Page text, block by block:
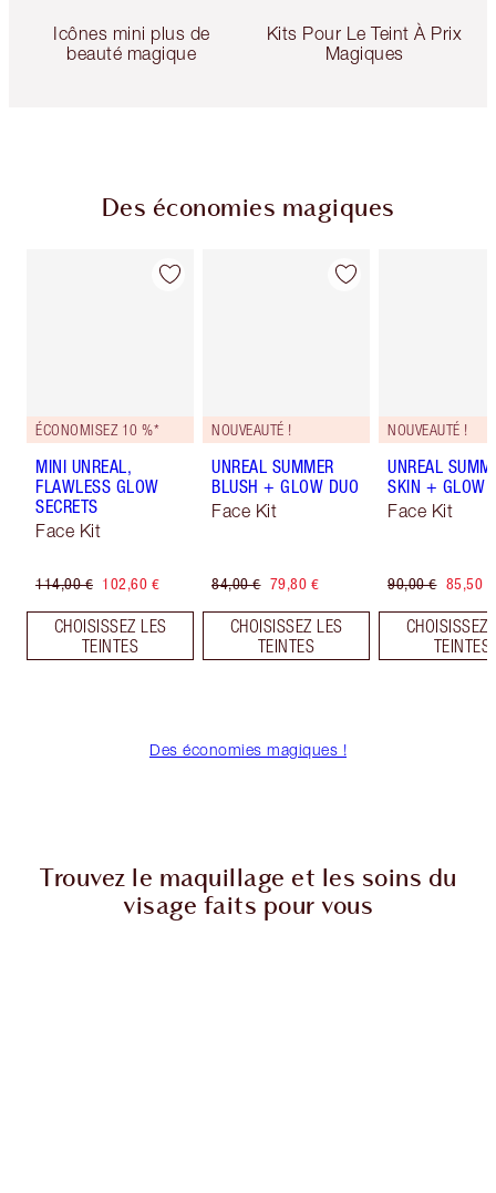
Icônes mini plus de
beauté magique
Kits Pour Le Teint À Prix
Magiques
Des économies magiques
ÉCONOMISEZ 10 %*
MINI UNREAL,
FLAWLESS GLOW
SECRETS
Face Kit
114,00 € 102,60 €
CHOISISSEZ LES
TEINTES
NOUVEAUTÉ !
UNREAL SUMMER
BLUSH + GLOW DUO
Face Kit
84,00 € 79,80 €
CHOISISSEZ LES
TEINTES
NOUVEAUTÉ !
UNREAL
SKIN + GLOW
Face Kit
90,00 € 85,50 €
CHOISISSEZ
TEINTES
Des économies magiques !
Trouvez le maquillage et les soins du
visage faits pour vous